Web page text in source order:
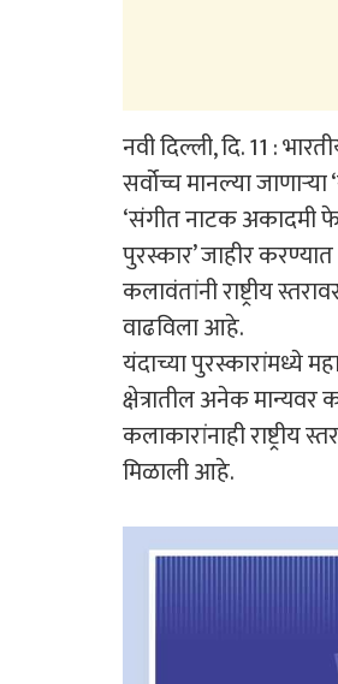
नवी दिल्ली, दि. 11 :
सर्वोच्च मानल्या
‘संगीत नाटक अकादमी
पुरस्कार’ जाहीर
कलावंतांनी राष्ट्रीय
वाढविला आहे.
यंदाच्या पुरस्कारांमध्ये
क्षेत्रातील अनेक
कलाकारांनाही राष्ट्रीय
मिळाली आहे.